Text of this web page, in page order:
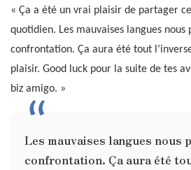
« Ça a été un vrai plaisir de partager
quotidien. Les mauvaises langues
confrontation. Ça aura été tout
plaisir. Good luck pour la suite de tes
biz amigo. »
Les mauvaises langues nous
confrontation. Ça aura été